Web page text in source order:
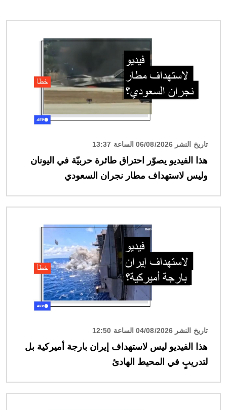
تاريخ النشر 06/08/2026 الساعة 13:37
هذا الفيديو يصوّر احتراق طائرة حربيّة في اليونان
وليس لاستهداف مطار نجران السعودي
تاريخ النشر 04/08/2026 الساعة 12:50
هذا الفيديو ليس لاستهداف إيران بارجة أميركية بل
لتدريبٍ في المحيط الهادئ